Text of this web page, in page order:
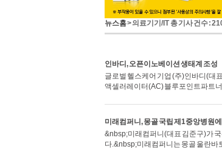
뉴스홈> 의료기기/IT 총 기사 건수 :
인바디, 오픈이노베이션 생태계 조성
글로벌 헬스케어 기업 (주)인바디(대
액셀러레이터(AC) 블루포인트파트
미래컴퍼니, 몽골 국립 제1중앙병원에
&nbsp;미래컴퍼니(대표 김준구)가 국
다.&nbsp;미래컴퍼니는 몽골 울란